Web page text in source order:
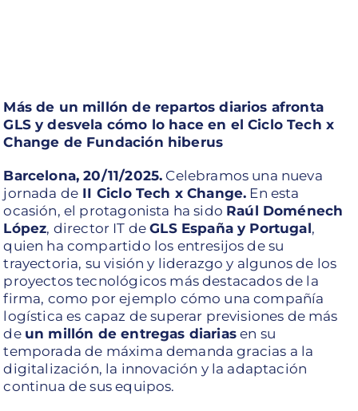
Más de un millón de repartos diarios afronta
GLS y desvela cómo lo hace en el Ciclo Tech x
Change de Fundación hiberus
Barcelona, 20/11/2025. Celebramos una nueva
jornada de II Ciclo Tech x Change. En esta
ocasión, el protagonista ha sido Raúl Doménech
López, director IT deGLS España y Portugal,
quien ha compartido los entresijos de su
trayectoria, su visión y liderazgo y algunos de los
proyectos tecnológicos más destacados de la
firma, como por ejemplo cómo una compañía
logística es capaz de superar previsiones de más
de un millón de entregas diariasen su
temporada de máxima demanda gracias a la
digitalización, la innovación y la adaptación
continua de sus equipos.